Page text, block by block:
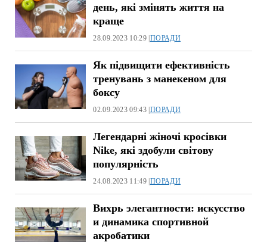
день, які змінять життя на
краще
28.09.2023 10:29 |ПОРАДИ
Як підвищити ефективність
тренувань з манекеном для
боксу
02.09.2023 09:43 |ПОРАДИ
Легендарні жіночі кросівки
Nike, які здобули світову
популярність
24.08.2023 11:49 |ПОРАДИ
Вихрь элегантности: искусство
и динамика спортивной
акробатики